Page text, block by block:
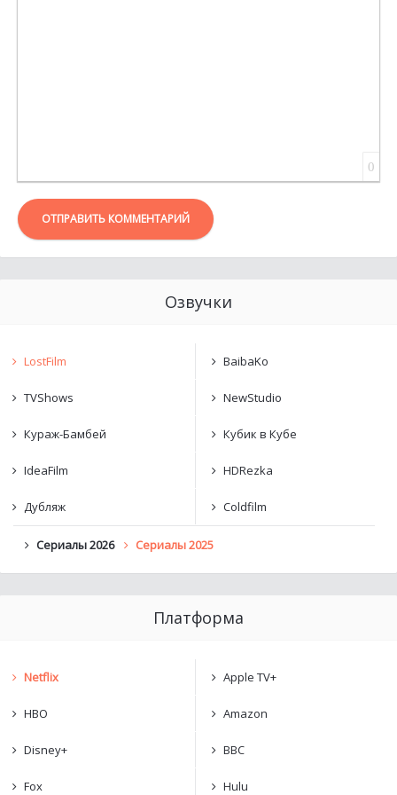
0
ОТПРАВИТЬ КОММЕНТАРИЙ
Озвучки
LostFilm BaibaKo
TVShows NewStudio
Кураж-Бамбей Кубик в Кубе
IdeaFilm HDRezka
Дубляж Coldfilm
Сериалы 2026 Сериалы 2025
Платформа
Netflix Apple TV+
HBO Amazon
Disney+ BBC
Fox Hulu